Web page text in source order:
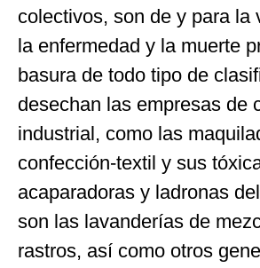
colectivos, son de y para la
la enfermedad y la muerte
basura de todo tipo de
desechan las empresas de
industrial, como las
confección-textil y sus
acaparadoras y ladronas
son las lavanderías de
rastros, así como otros